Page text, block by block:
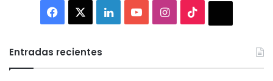
Facebook LinkedInYouTubeInstagram
Entradas recientes